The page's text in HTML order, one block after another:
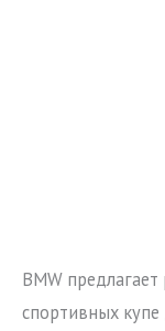
BMW
спортивных